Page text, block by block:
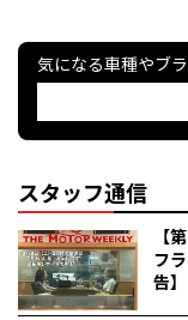
気になる車種やブ
スタッフ通信
【
フ
告】